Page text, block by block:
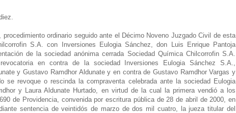
procedimiento ordinario seguido ante el Décimo Noveno Juzgado Civil de esta
S.A. con Inversiones Eulogia Sánchez, don Luis Enrique Pantoja
de la sociedad anónima cerrada Sociedad Química Chilcorrofin S.A.
en contra de la sociedad Inversiones Eulogia Sánchez S.A.,
y Gustavo Ramdhor Aldunate y en contra de Gustavo Ramdhor Vargas y
se revoque o rescinda la compraventa celebrada ante la sociedad Eulogia
y Laura Aldunate Hurtado, en virtud de la cual la primera vendió a los
de Providencia, convenida por escritura pública de 28 de abril de 2000, en
sentencia de veintidós de marzo de dos mil cuatro, la jueza titular del